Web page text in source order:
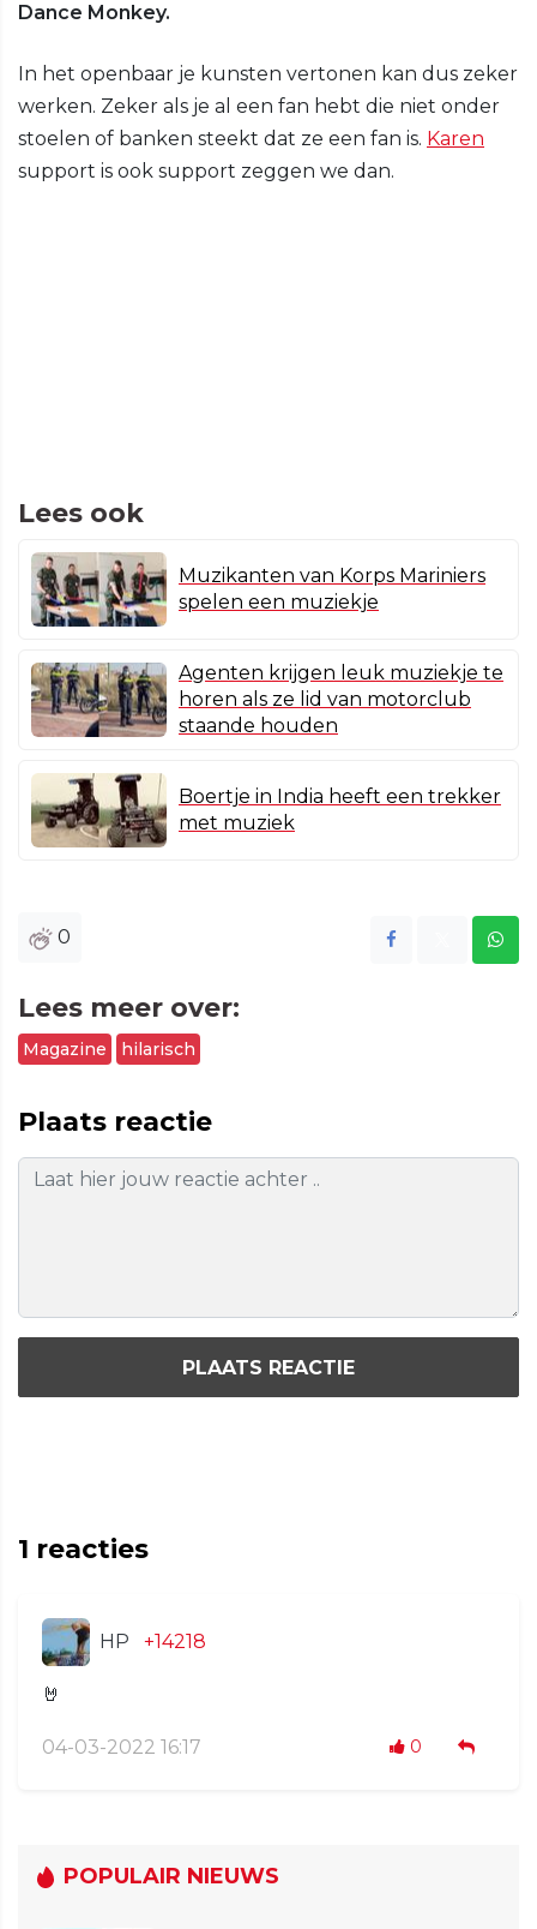
Dance Monkey.
In het openbaar je kunsten vertonen kan dus zeker
werken. Zeker als je al een fan hebt die niet onder
stoelen of banken steekt dat ze een fan is. Karen
support is ook support zeggen we dan.
Lees ook
Muzikanten van Korps Mariniers
spelen een muziekje
Agenten krijgen leuk muziekje te
horen als ze lid van motorclub
staande houden
Boertje in India heeft een trekker
met muziek
0
Lees meer over:
Magazine hilarisch
Plaats reactie
PLAATS REACTIE
1 reacties
HP +14218
🤘
04-03-2022 16:17 0
POPULAIR NIEUWS